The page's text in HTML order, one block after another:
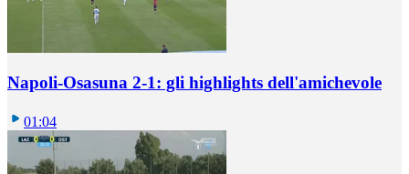
Napoli-Osasuna 2-1: gli highlights dell'amichevole
01:04